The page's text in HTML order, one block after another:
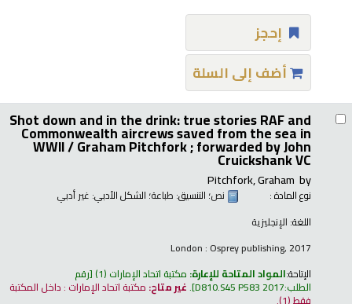
إحجز
أضف إلى السلة
Shot down and in the drink: true stories RAF and
Commonwealth aircrews saved from the sea in
WWII /Graham Pitchfork ; forwarded by John
Cruickshank VC
by
Pitchfork, Graham
نوع المادة : نص؛ التنسيق: طباعة؛ الشكل الأدبي: غير أدبي
اللغة: الإنجليزية
London : Osprey publishing, 2017
الإتاحة:المواد المتاحة للإعارة: مكتبة اتحاد الإمارات (1) رقم
الطلب:D810.S45 P583 2017
.غير متاح: مكتبة اتحاد الإمارات : داخل المكتبة